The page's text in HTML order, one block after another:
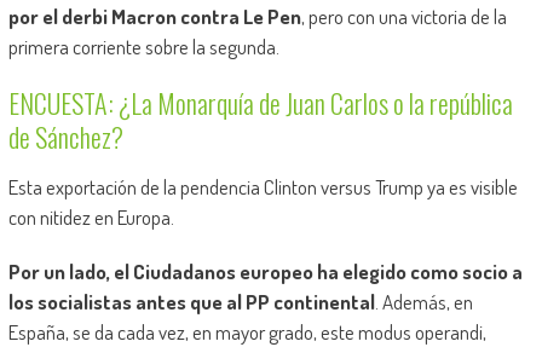
por el derbi Macron contra Le Pen, pero con una victoria de la
primera corriente sobre la segunda.
ENCUESTA: ¿La Monarquía de Juan Carlos o la república
de Sánchez?
Esta exportación de la pendencia Clinton versus Trump ya es visible
con nitidez en Europa.
Por un lado, el Ciudadanos europeo ha elegido como socio a
los socialistas antes que al PP continental. Además, en
España, se da cada vez, en mayor grado, este modus operandi,